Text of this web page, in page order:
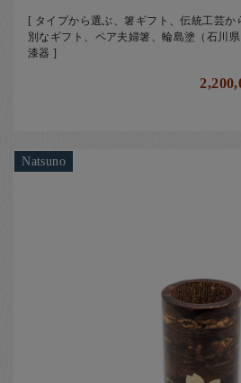
[ タイプから選ぶ、箸ギフト、伝統工芸
別なギフト、ペア夫婦箸、輪島塗（石川
漆器 ]
Natsuno